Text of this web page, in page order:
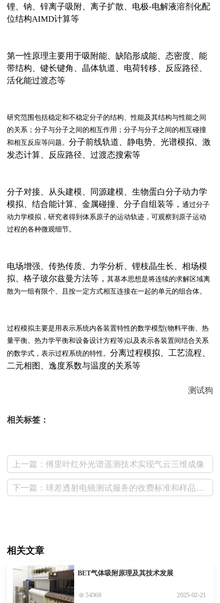
锂、钠、锌离子吸附、离子扩散、电极-电解液溶剂化配
位结构AIMD计算等
第一性原理主要用于吸附能、缺陷形成能、态密度、能
带结构、键长键角、晶体轨道、电荷转移、反应路径、
活化能过渡态等
研究范围包括稳定和不稳定分子的结构、性能及其结构与性能之间
的关系；分子与分子之间的相互作用；分子与分子之间的相互碰撞
和相互反应等问题。分子前线轨道、静电势、光谱模拟、激
发态计算、反应路径、过渡态搜索等
分子对接、从头建模、同源建模、生物蛋白分子动力学
模拟、结合能计算、金属碰撞、分子自组装等，通过分子
动力学模拟，研究者得到体系原子的运动轨迹，可观察到原子运动
过程的各种微观细节。
电场增强、传热传质、力学分析、锂枝晶生长、相场模
拟、格子玻尔兹曼方法等，其基本思想是将连续的求解区域离
散为一组有限个、且按一定方式相互连接在一起的单元的组合体。
过程模拟主要是用表示系统内各装置特性的数学模型(物料平衡、热
量平衡、热力学平衡和设备设计方程等)以及表示各装置间结合关系
的数学式，表示过程系统的特性。分离过程模拟、工艺流程、
二元相图、逸度系数与温度的关系等
测试狗
相关标签：
上一篇：傅里叶红外光谱遥测技术实现气云三维成像
下一篇：球差透射电镜测试服务的收费标准和样品要求
相关文章
BET气体吸附原理及其技术发展
54368 2025-02-21